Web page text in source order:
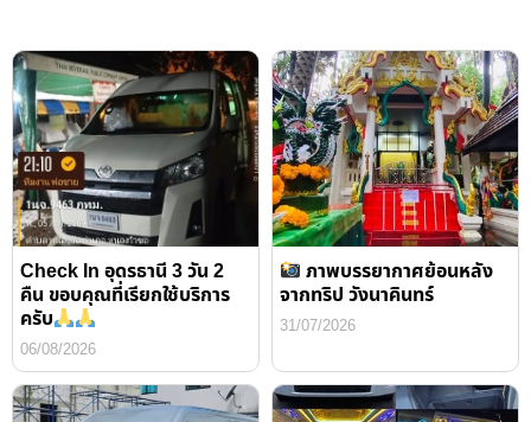
Check In อุดรธานี 3 วัน 2
คืน ขอบคุณที่เรียกใช้บริการ
ครับ
06/08/2026
ภาพบรรยากาศย้อนหลัง
จากทริป วังนาคินทร์
31/07/2026